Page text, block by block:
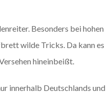
Besonders bei hohen
wilde Tricks. Da kann es
hineinbeißt.
innerhalb Deutschlands und